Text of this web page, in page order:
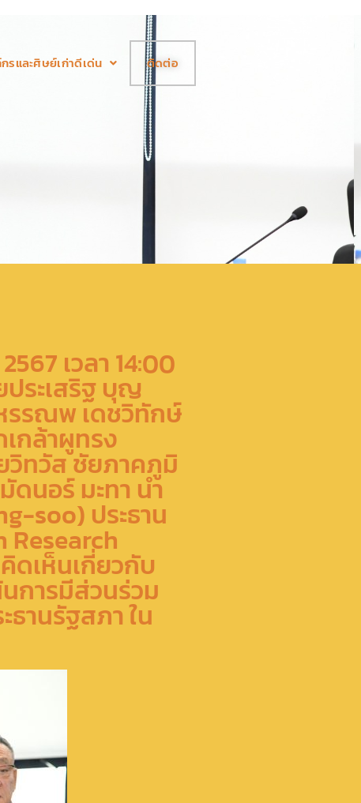
รและศิษย์เก่าดีเด่น ติดต่อ
เวลา 14:00
ระเสริฐ บุญ
รรณพ เดชวิทักษ์
กล้าผูทรง
วิทวัส ชัยภาคภูมิ
นอร์ มะทา นำ
soo) ประธาน
ดเห็นเกี่ยวกับ
การมีส่วนร่วม
านรัฐสภา ใน